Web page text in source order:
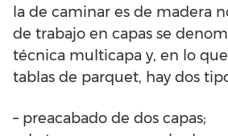
la de caminar es de madera
de trabajo en capas se
técnica multicapa y, en lo
tablas de parquet, hay dos
– preacabado de dos capas;